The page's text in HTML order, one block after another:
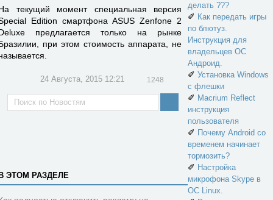
текущий момент специальная версия
Edition смартфона ASUS Zenfone 2
предлагается только на рынке
при этом стоимость аппарата, не
24 Августа, 2015 12:21 1248
ЭТОМ РАЗДЕЛЕ
делать ???
✐ Как передать игры
по блютуз.
Инструкция для
владельцев ОС
Андроид.
✐ Установка Windows
с флешки
✐ Macrium Reflect
инструкция
пользователя
✐ Почему Android со
временем начинает
тормозить?
✐ Настройка
микрофона Skype в
ОС Linux.